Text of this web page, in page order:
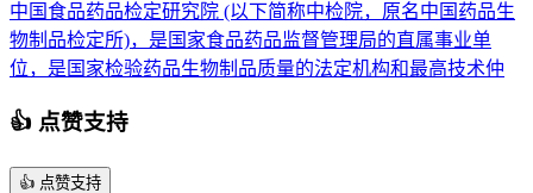
中国食品药品检定研究院 (以下简称中检院，原名中国药品生
物制品检定所)，是国家食品药品监督管理局的直属事业单
位，是国家检验药品生物制品质量的法定机构和最高技术仲
👍 点赞支持
👍 点赞支持